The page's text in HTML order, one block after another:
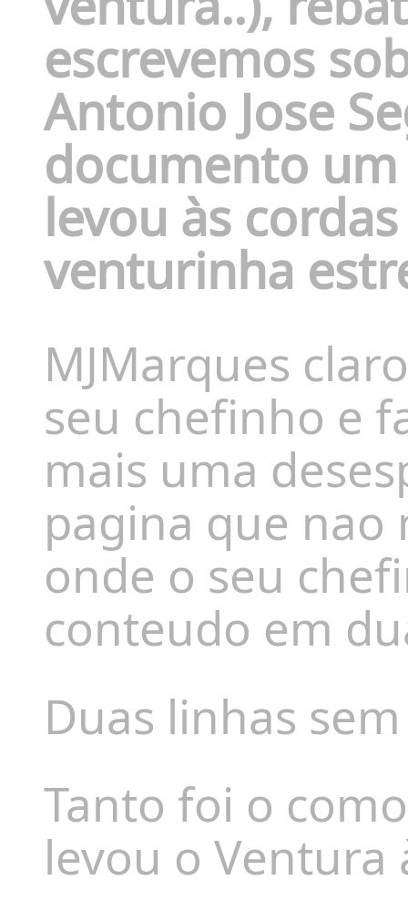
escrevemos
Antonio Jose
documento
levou às
venturinha
MJMarques
seu chefinho e
mais uma
pagina que nao
onde o seu
conteudo em
Duas linhas
Tanto foi o
levou o Ventura